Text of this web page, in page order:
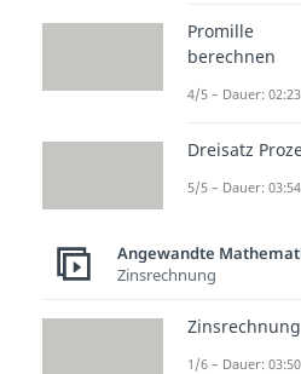
wie viel Geld
wie lange
und wiehoch
auszurechnen.
sich dein Geld
— egal ob du
oder einen
Promille
berechnen
4/5 – Dauer: 02:23
Dreisatz
5/5 – Dauer: 03:54
Angewandte
Zinsrechnung
Zinsrechnung
1/6 – Dauer: 03:50